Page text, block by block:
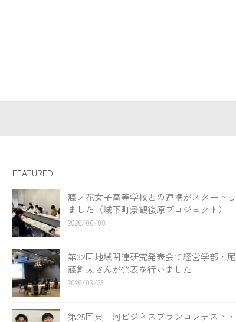
FEATURED
藤ノ花女子高等学校との連携がスタートし
ました（城下町景観復原プロジェクト）
2026/06/08
第32回地域関連研究発表会で経営学部・尾
藤創太さんが発表を行いました
2026/03/23
第25回東三河ビジネスプランコンテスト・